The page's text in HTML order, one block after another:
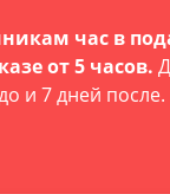
час в
от 5 часов.
и 7 дней после.